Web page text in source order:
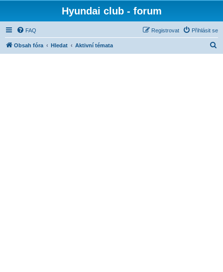
Hyundai club - forum
FAQ Přihlásit se
Registrovat
Obsah fóra Hledat Aktivní témata